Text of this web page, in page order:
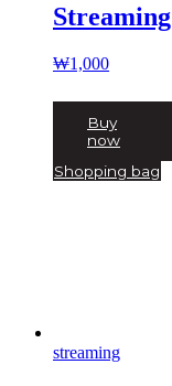
Streaming
₩1,000
Buy
now
Shopping bag
streaming